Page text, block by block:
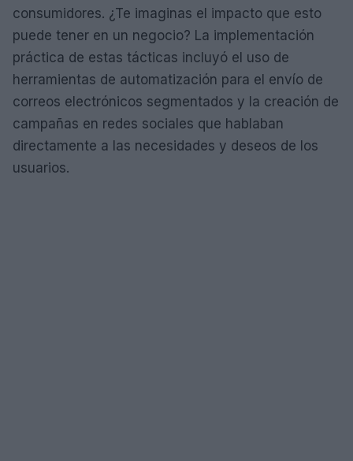
consumidores. ¿Te imaginas el impacto que esto
puede tener en un negocio? La implementación
práctica de estas tácticas incluyó el uso de
herramientas de automatización para el envío de
correos electrónicos segmentados y la creación de
campañas en redes sociales que hablaban
directamente a las necesidades y deseos de los
usuarios.